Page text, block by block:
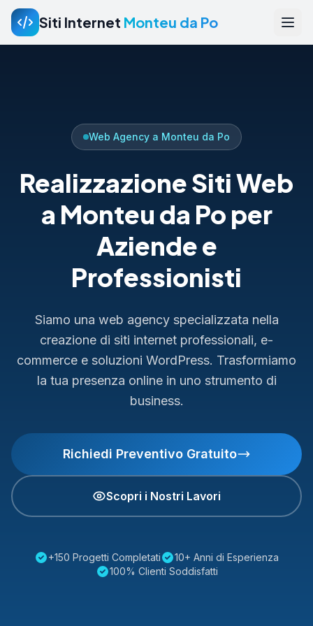
Siti Internet Monteu da Po
Web Agency a Monteu da Po
Realizzazione Siti Web
a Monteu da Po per
Aziende e
Professionisti
Siamo una web agency specializzata nella
creazione di siti internet professionali, e-
commerce e soluzioni WordPress. Trasformiamo
la tua presenza online in uno strumento di
business.
Richiedi Preventivo Gratuito
Scopri i Nostri Lavori
+150 Progetti Completati
10+ Anni di Esperienza
100% Clienti Soddisfatti